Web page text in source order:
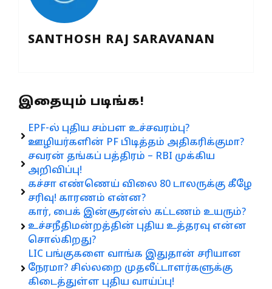
SANTHOSH RAJ SARAVANAN
இதையும் படிங்க!
EPF-ல் புதிய சம்பள உச்சவரம்பு?
ஊழியர்களின் PF பிடித்தம் அதிகரிக்குமா?
சவரன் தங்கப் பத்திரம் – RBI முக்கிய
அறிவிப்பு!
கச்சா எண்ணெய் விலை 80 டாலருக்கு கீழே
சரிவு! காரணம் என்ன?
கார், பைக் இன்சூரன்ஸ் கட்டணம் உயரும்?
உச்சநீதிமன்றத்தின் புதிய உத்தரவு என்ன
சொல்கிறது?
LIC பங்குகளை வாங்க இதுதான் சரியான
நேரமா? சில்லறை முதலீட்டாளர்களுக்கு
கிடைத்துள்ள புதிய வாய்ப்பு!